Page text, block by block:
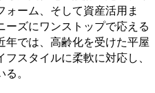
ォーム、そして資産活用ま
ーズにワンストップで応える
年では、高齢化を受けた平屋
スタイルに柔軟に対応し、
。